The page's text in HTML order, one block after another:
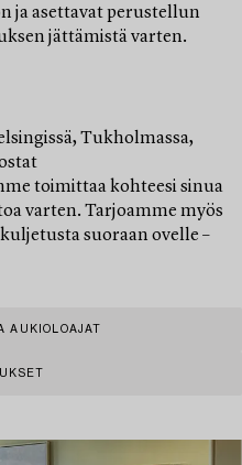
ja asettavat perustellun
jättämistä varten.
Tukholmassa,
toimittaa kohteesi sinua
varten. Tarjoamme myös
suoraan ovelle –
AUKIOLOAJAT